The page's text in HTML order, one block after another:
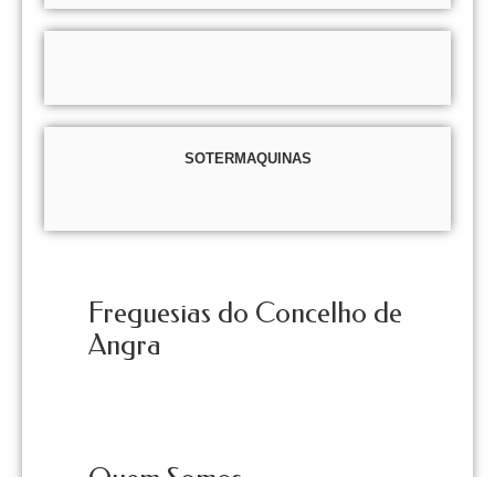
SOTERMAQUINAS
Freguesias do Concelho de
Angra